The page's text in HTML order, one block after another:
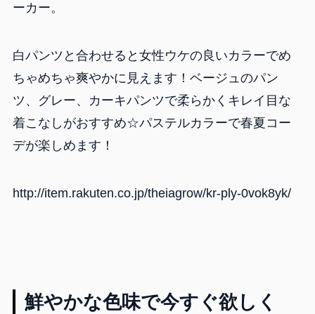
ーカー。
白パンツと合わせると女性ウケの良いカラーでめ
ちゃめちゃ爽やかに見えます！ベージュのパン
ツ、グレー、カーキパンツで柔らかくキレイ目な
着こなしがおすすめ☆パステルカラーで春夏コー
デが楽しめます！
http://item.rakuten.co.jp/theiagrow/kr-ply-0vok8yk/
鮮やかな色味で今すぐ欲しく